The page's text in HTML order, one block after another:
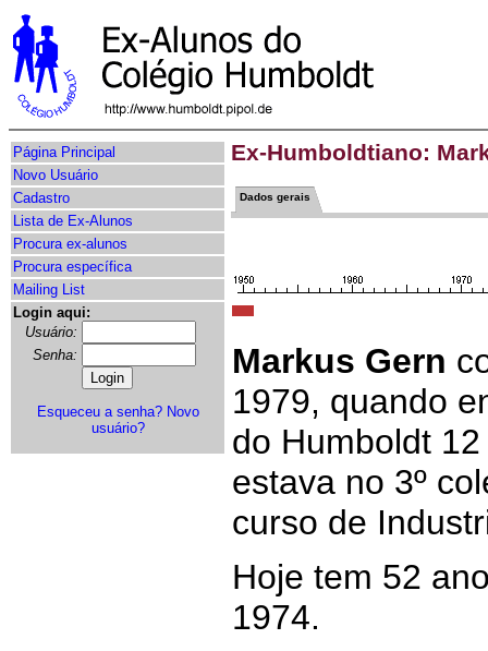
Página Principal
Novo Usuário
Cadastro
Lista de Ex-Alunos
Procura ex-alunos
Procura específica
Mailing List
Login aqui:
Usuário:
Senha:
Esqueceu a senha? Novo
usuário?
Ex-Humboldtiano:
Dados gerais
Markus Gern
1979, quando
do Humboldt
estava no 3º
curso de
Hoje tem 52
1974.